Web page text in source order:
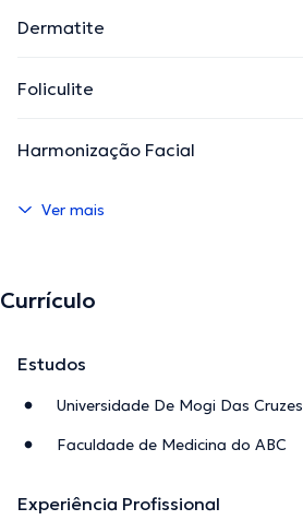
Dermatite
Foliculite
Harmonização Facial
Ver mais
Currículo
Estudos
Universidade De Mogi Das Cruzes
Faculdade de Medicina do ABC
Experiência Profissional